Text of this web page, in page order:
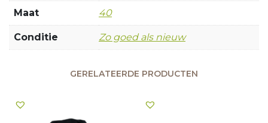
Maat 40
Conditie Zo goed als nieuw
GERELATEERDE PRODUCTEN